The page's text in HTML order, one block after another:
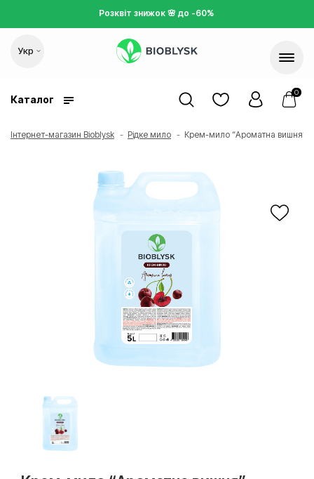
Розквіт знижок 🌸 до -60%
Каталог
Укр
0
Інтернет-магазин Bioblysk Рідке мило Крем-мило “Ароматна вишня”